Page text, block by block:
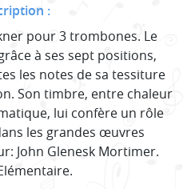
:
pour 3 trombones. Le
à ses sept positions,
les notes de sa tessiture
Son timbre, entre chaleur
lui confère un rôle
les grandes œuvres
John Glenesk Mortimer.